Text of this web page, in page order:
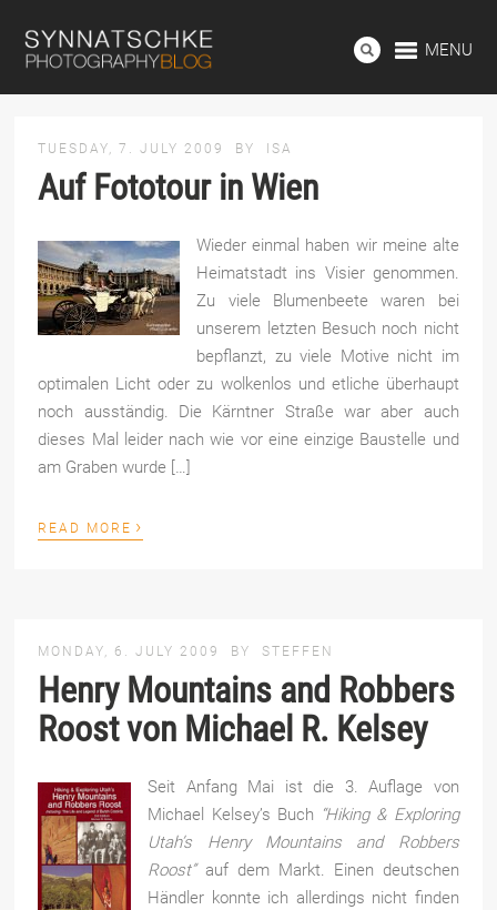
MENU
TUESDAY, 7. JULY 2009 BY ISA
Auf Fototour in Wien
Wieder einmal haben wir meine alte
Heimatstadt ins Visier genommen.
Zu viele Blumenbeete waren bei
unserem letzten Besuch noch nicht
bepflanzt, zu viele Motive nicht im
optimalen Licht oder zu wolkenlos und etliche überhaupt
noch ausständig. Die Kärntner Straße war aber auch
dieses Mal leider nach wie vor eine einzige Baustelle und
am Graben wurde […]
READ MORE ›
MONDAY, 6. JULY 2009 BY STEFFEN
Henry Mountains and Robbers
Roost von Michael R. Kelsey
Seit Anfang Mai ist die 3. Auflage von
Michael Kelsey’s Buch “Hiking & Exploring
Utah’s Henry Mountains and Robbers
Roost”auf dem Markt. Einen deutschen
Händler konnte ich allerdings nicht finden